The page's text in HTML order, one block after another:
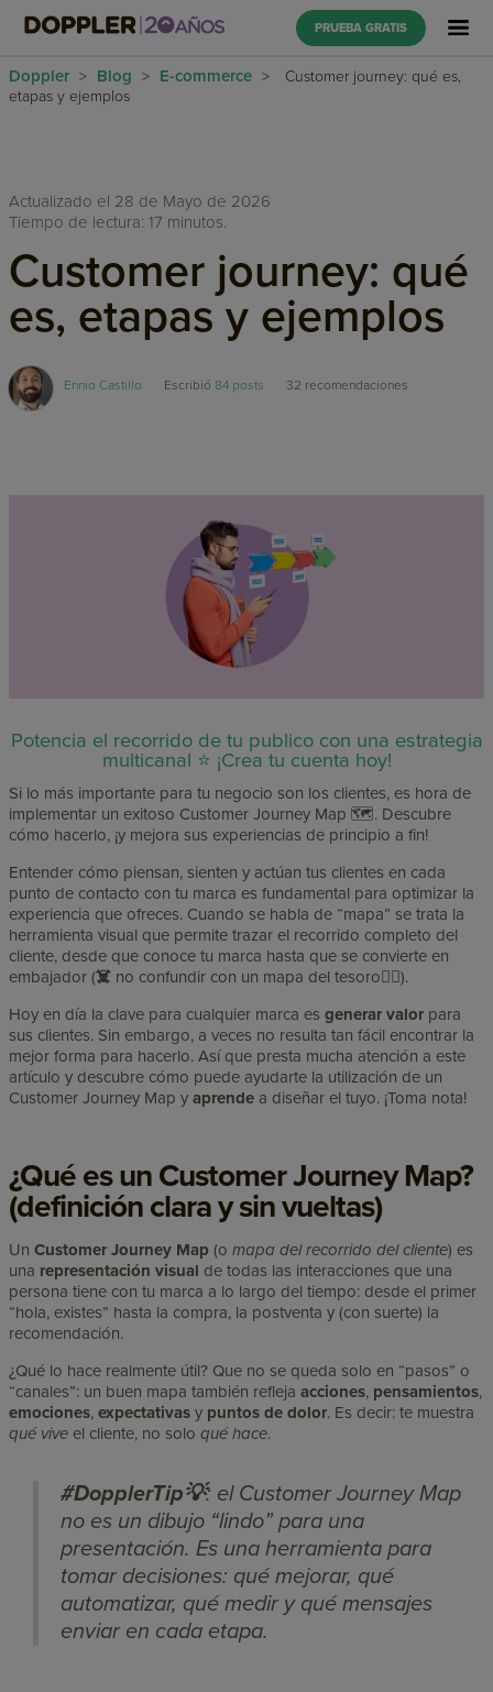
PRUEBA GRATIS
Doppler > Blog > E-commerce >
Customer journey: qué es,
etapas y ejemplos
Actualizado el 28 de Mayo de 2026
Tiempo de lectura: 17 minutos.
Customer journey: qué
es, etapas y ejemplos
Ennio Castillo Escribió 84 posts 32 recomendaciones
Potencia el recorrido de tu publico con una estrategia
multicanal ⭐ ¡Crea tu cuenta hoy!
Si lo más importante para tu negocio son los clientes, es hora de
implementar un exitoso Customer Journey Map 🗺️. Descubre
cómo hacerlo, ¡y mejora sus experiencias de principio a fin!
Entender cómo piensan, sienten y actúan tus clientes en cada
punto de contacto con tu marca es fundamental para optimizar la
experiencia que ofreces. Cuando se habla de “mapa” se trata la
herramienta visual que permite trazar el recorrido completo del
cliente, desde que conoce tu marca hasta que se convierte en
embajador (☠️ no confundir con un mapa del tesoro🏴‍☠️).
Hoy en día la clave para cualquier marca esgenerar valor para
sus clientes. Sin embargo, a veces no resulta tan fácil encontrar la
mejor forma para hacerlo. Así que presta mucha atención a este
artículo y descubre cómo puede ayudarte la utilización de un
Customer Journey Map yaprende a diseñar el tuyo. ¡Toma nota!
¿Qué es un Customer Journey Map?
(definición clara y sin vueltas)
UnCustomer Journey Map (omapa del recorrido del cliente) es
una representación visual de todas las interacciones que una
persona tiene con tu marca a lo largo del tiempo: desde el primer
“hola, existes” hasta la compra, la postventa y (con suerte) la
recomendación.
¿Qué lo hace realmente útil? Que no se queda solo en “pasos” o
“canales”: un buen mapa también reflejaacciones, pensamientos,
emociones,expectativas y puntos de dolor. Es decir: te muestra
qué vive el cliente, no soloqué hace.
#DopplerTip💡: el Customer Journey Map
no es un dibujo “lindo” para una
presentación. Es una herramienta para
tomar decisiones: qué mejorar, qué
automatizar, qué medir y qué mensajes
enviar en cada etapa.